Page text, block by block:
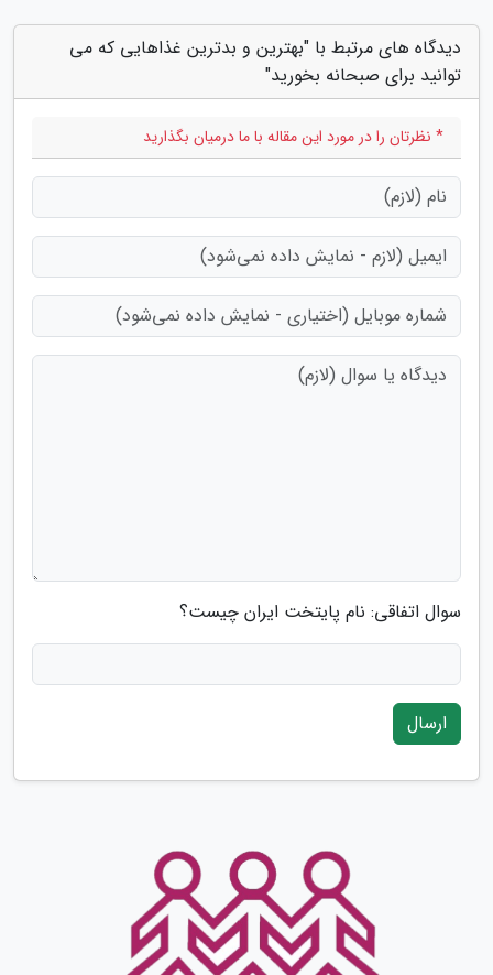
دیدگاه های مرتبط با "بهترین و بدترین غذاهایی که می
توانید برای صبحانه بخورید"
* نظرتان را در مورد این مقاله با ما درمیان بگذارید
سوال اتفاقی: نام پایتخت ایران چیست؟
ارسال